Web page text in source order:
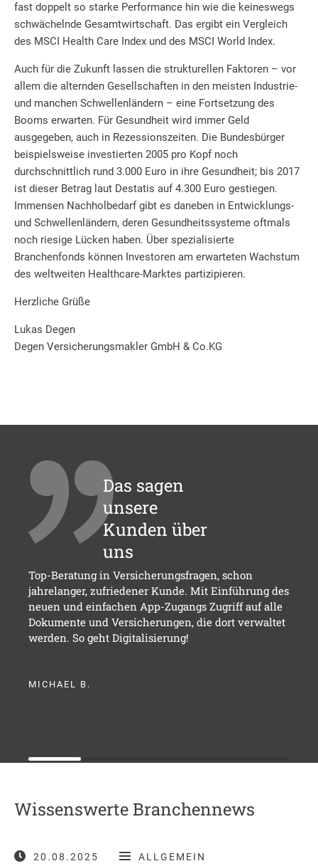
fast doppelt so starke Performance hin wie die keineswegs
schwächelnde Gesamtwirtschaft. Das ergibt ein Vergleich
des MSCI Health Care Index und des MSCI World Index.
Auch für die Zukunft lassen die strukturellen Faktoren – vor
allem die alternden Gesellschaften in den meisten Industrie-
und manchen Schwellenländern – eine Fortsetzung des
Booms erwarten. Für Gesundheit wird immer Geld
ausgegeben, auch in Rezessionszeiten. Die Bundesbürger
beispielsweise investierten 2005 pro Kopf noch
durchschnittlich rund 3.000 Euro in ihre Gesundheit; bis 2017
ist dieser Betrag laut Destatis auf 4.300 Euro gestiegen.
Immensen Nachholbedarf gibt es daneben in Entwicklungs-
und Schwellenländern, deren Gesundheitssysteme oftmals
noch riesige Lücken haben. Über spezialisierte
Branchenfonds können Investoren am erwarteten Wachstum
des weltweiten Healthcare-Marktes partizipieren.
Herzliche Grüße
Lukas Degen
Degen Versicherungsmakler GmbH & Co.KG
Das sagen
unsere
Kunden über
uns
Top-Beratung in Versicherungsfragen, schon
jahrelanger, zufriedener Kunde. Mit Einführung des
neuen und einfachen App-Zugangs Zugriff auf alle
Dokumente und Versicherungen, die dort verwaltet
werden. So geht Digitalisierung!
MICHAEL B.
Wissenswerte Branchennews
20.08.2025 ALLGEMEIN